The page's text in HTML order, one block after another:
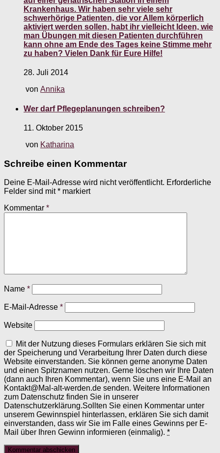
Krankenhaus. Wir haben sehr viele sehr
schwerhörige Patienten, die vor Allem körperlich
aktiviert werden sollen, habt ihr vielleicht Ideen, wie
man Übungen mit diesen Patienten durchführen
kann ohne am Ende des Tages keine Stimme mehr
zu haben? Vielen Dank für Eure Hilfe!
28. Juli 2014
von Annika
Wer darf Pflegeplanungen schreiben?
11. Oktober 2015
von Katharina
Schreibe einen Kommentar
Deine E-Mail-Adresse wird nicht veröffentlicht. Erforderliche
Felder sind mit* markiert
Kommentar *
Name *
E-Mail-Adresse *
Website
Mit der Nutzung dieses Formulars erklären Sie sich mit
der Speicherung und Verarbeitung Ihrer Daten durch diese
Website einverstanden. Sie können gerne anonyme Daten
und einen Spitznamen nutzen. Gerne löschen wir Ihre Daten
(dann auch Ihren Kommentar), wenn Sie uns eine E-Mail an
Kontakt@Mal-alt-werden.de senden. Weitere Informationen
zum Datenschutz finden Sie in unserer
Datenschutzerklärung.Sollten Sie einen Kommentar unter
unserem Gewinnspiel hinterlassen, erklären Sie sich damit
einverstanden, dass wir Sie im Falle eines Gewinns per E-
Mail über Ihren Gewinn informieren (einmalig). *